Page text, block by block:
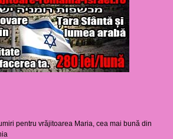
pentru vrăjitoarea Maria, cea mai bună din